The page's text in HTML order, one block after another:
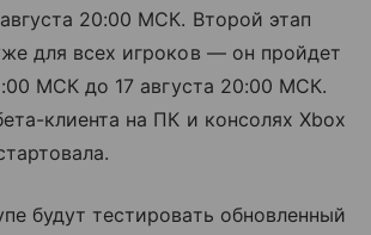
20:00 МСК. Второй этап
для всех игроков — он пройдет
МСК до 17 августа 20:00 МСК.
клиента на ПК и консолях Xbox
будут тестировать обновленный